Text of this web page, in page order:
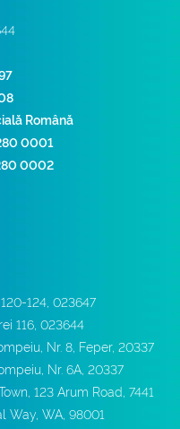
Română
0001
0002
124, 023647
116, 023644
Nr. 8, Feper, 20337
Nr. 6A, 20337
123 Arum Road, 7441
Way, WA, 98001